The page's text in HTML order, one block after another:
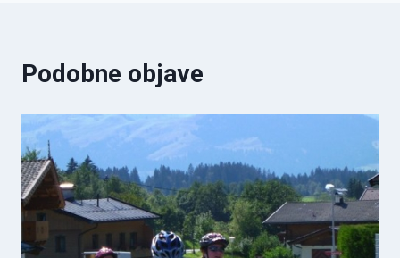
Podobne objave